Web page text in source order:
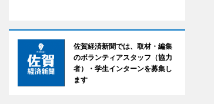
佐賀経済新聞では、取材・編集
のボランティアスタッフ（協力
者）・学生インターンを募集し
ます